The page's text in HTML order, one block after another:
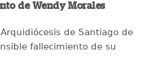
de Wendy Morales
de Santiago de
fallecimiento de su